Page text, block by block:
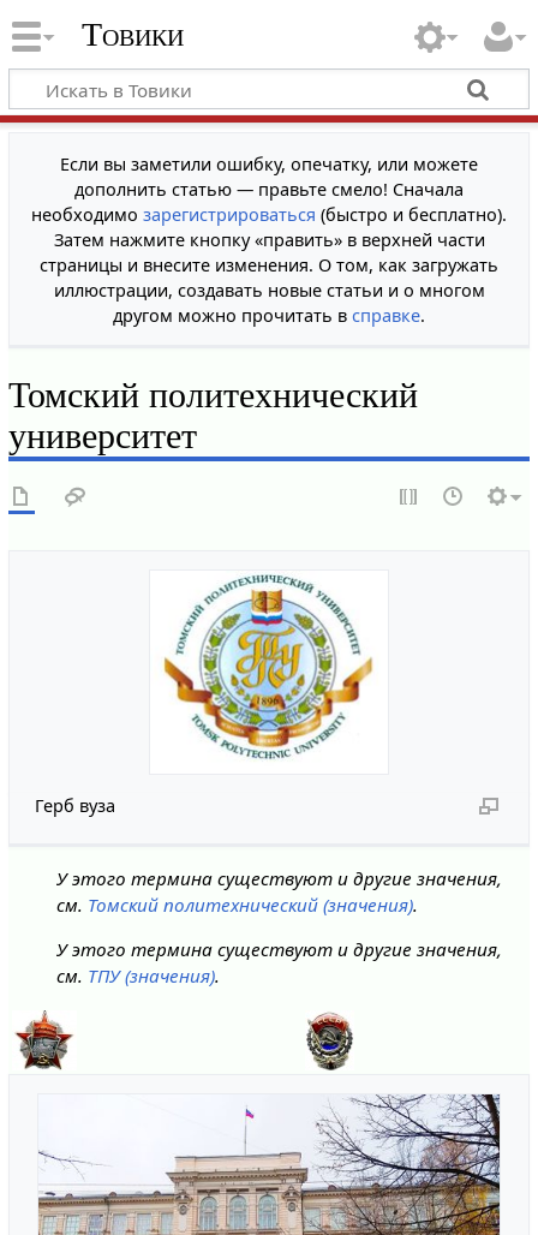
Товики
Если вы заметили ошибку, опечатку, или можете
дополнить статью — правьте смело! Сначала
необходимо зарегистрироваться (быстро и бесплатно).
Затем нажмите кнопку «править» в верхней части
страницы и внесите изменения. О том, как загружать
иллюстрации, создавать новые статьи и о многом
другом можно прочитать в справке.
Томский политехнический
университет
Герб вуза
У этого термина существуют и другие значения,
см. Томский политехнический (значения).
У этого термина существуют и другие значения,
см. ТПУ (значения).